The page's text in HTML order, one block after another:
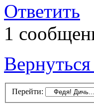
Ответить
1
Перейти: